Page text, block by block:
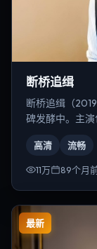
断桥追缉
断桥追缉（
碑发酵中。主
高清 流畅
11万 89个月
最新